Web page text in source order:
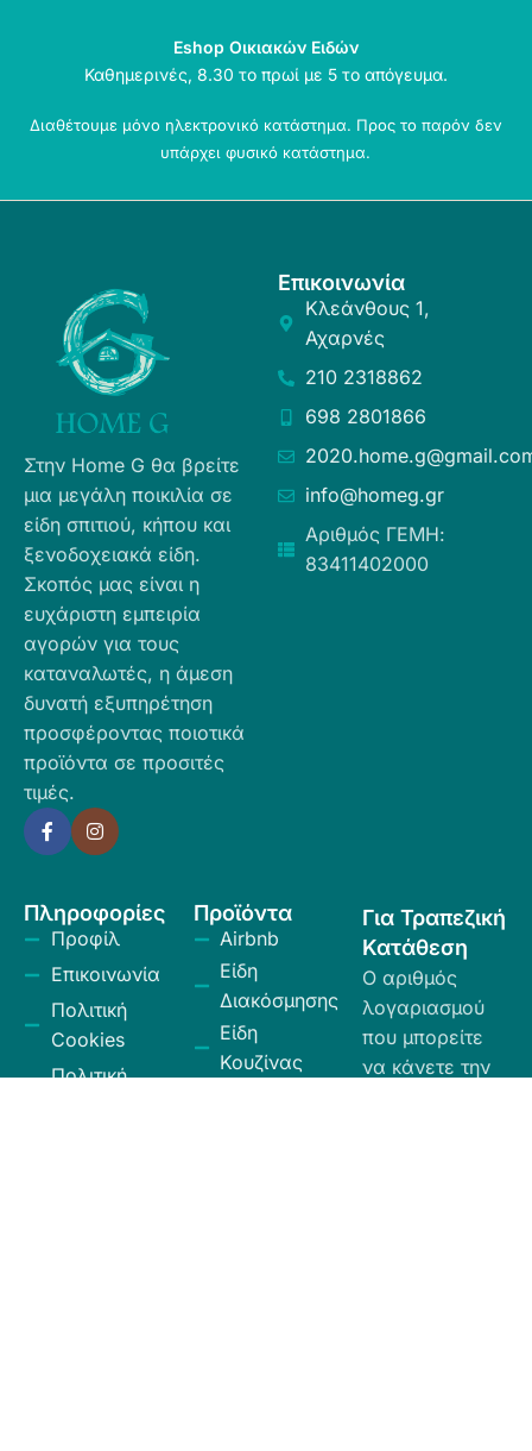
Eshop Οικιακών Ειδών
Καθημερινές, 8.30 το πρωί με 5 το απόγευμα.
Διαθέτουμε μόνο ηλεκτρονικό κατάστημα. Προς το παρόν δεν
υπάρχει φυσικό κατάστημα.
Στην Home G θα βρείτε
μια μεγάλη ποικιλία σε
είδη σπιτιού, κήπου και
ξενοδοχειακά είδη.
Σκοπός μας είναι η
ευχάριστη εμπειρία
αγορών για τους
καταναλωτές, η άμεση
δυνατή εξυπηρέτηση
προσφέροντας ποιοτικά
προϊόντα σε προσιτές
τιμές.
Επικοινωνία
Κλεάνθους 1,
Αχαρνές
210 2318862
698 2801866
info@homeg.gr
Αριθμός ΓΕΜΗ:
83411402000
Πληροφορίες
Προφίλ
Επικοινωνία
Πολιτική
Cookies
Πολιτική
Προϊόντα
Airbnb
Είδη
Διακόσμησης
Είδη
Κουζίνας
Για Τραπεζική
Κατάθεση
Ο αριθμός
λογαριασμού
που μπορείτε
να κάνετε την